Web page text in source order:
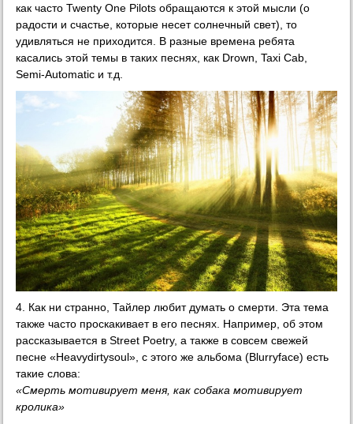
как часто Twenty One Pilots обращаются к этой мысли (о
радости и счастье, которые несет солнечный свет), то
удивляться не приходится. В разные времена ребята
касались этой темы в таких песнях, как Drown, Taxi Cab,
Semi-Automatic и т.д.
4. Как ни странно, Тайлер любит думать о смерти. Эта тема
также часто проскакивает в его песнях. Например, об этом
рассказывается в Street Poetry, а также в совсем свежей
песне «Heavydirtysoul», с этого же альбома (Blurryface) есть
такие слова:
«Смерть мотивирует меня, как собака мотивирует
кролика»